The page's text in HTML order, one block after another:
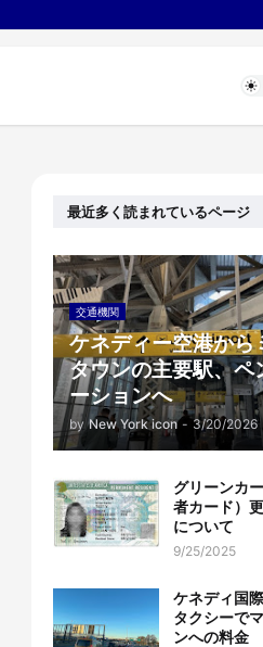
最近多く読まれているページ
交通機関
ケネディー空港から
タウンの主要駅、ペ
ーションへ
by New York icon - 3/20/2026
グリーンカ
者カード）
について
9/25/2025
ケネディ国
タクシーで
ンへの料金